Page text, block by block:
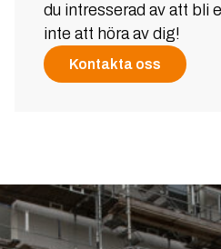
du intresserad av att bli
inte att höra av dig!
Kontakta oss